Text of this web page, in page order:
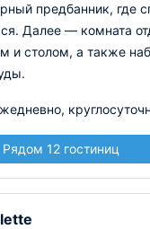
предбанник, где
Далее — комната
и столом, а также
Рядом 12 гостиниц